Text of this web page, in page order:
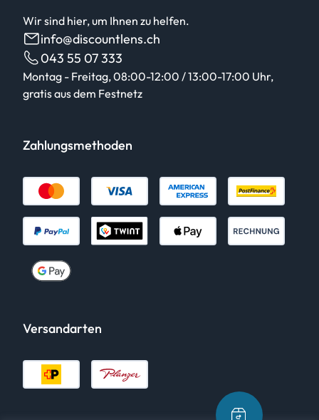
Wir sind hier, um Ihnen zu helfen.
info@discountlens.ch
043 55 07 333
Montag - Freitag, 08:00-12:00 / 13:00-17:00 Uhr,
gratis aus dem Festnetz
Zahlungsmethoden
Versandarten